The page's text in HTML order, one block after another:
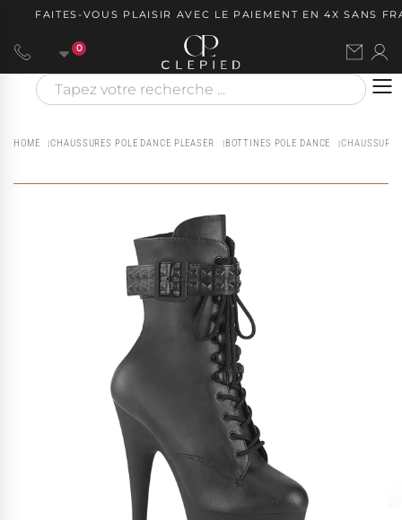
FAITES-VOUS PLAISIR AVEC LE PAIEMENT EN 4X SANS
0
HOME CHAUSSURES POLE DANCE PLEASER BOTTINES POLE DANCE